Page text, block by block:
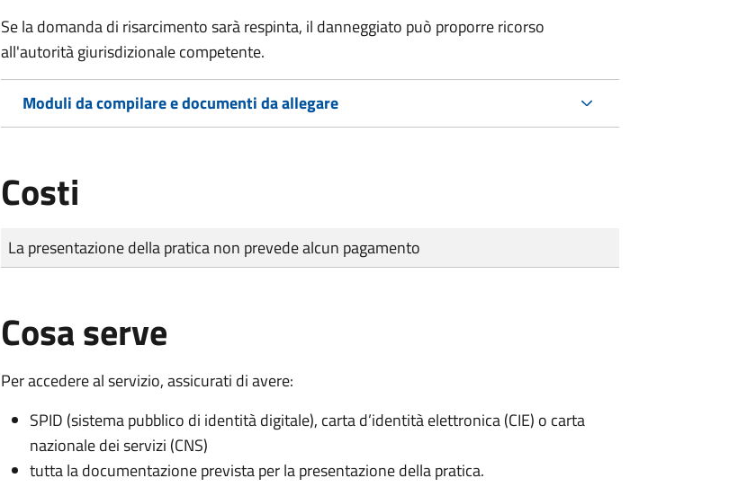
Se la domanda di risarcimento sarà respinta, il danneggiato può proporre ricorso
all'autorità giurisdizionale competente.
Moduli da compilare e documenti da allegare
Costi
Tipo di pagamento
Importo
La presentazione della pratica non prevede alcun pagamento
Cosa serve
Per accedere al servizio, assicurati di avere:
SPID (sistema pubblico di identità digitale), carta d’identità elettronica (CIE) o carta
nazionale dei servizi (CNS)
tutta la documentazione prevista per la presentazione della pratica.